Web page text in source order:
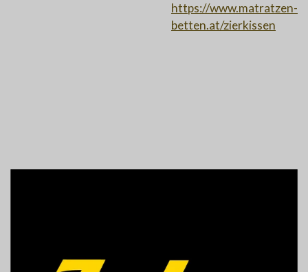
https://www.matratzen-
betten.at/zierkissen